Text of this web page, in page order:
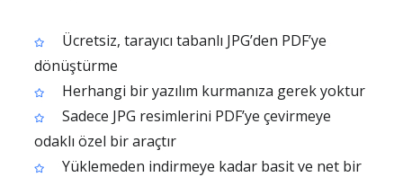
Ücretsiz, tarayıcı tabanlı JPG’den PDF’ye
dönüştürme
Herhangi bir yazılım kurmanıza gerek yoktur
Sadece JPG resimlerini PDF’ye çevirmeye
odaklı özel bir araçtır
Yüklemeden indirmeye kadar basit ve net bir